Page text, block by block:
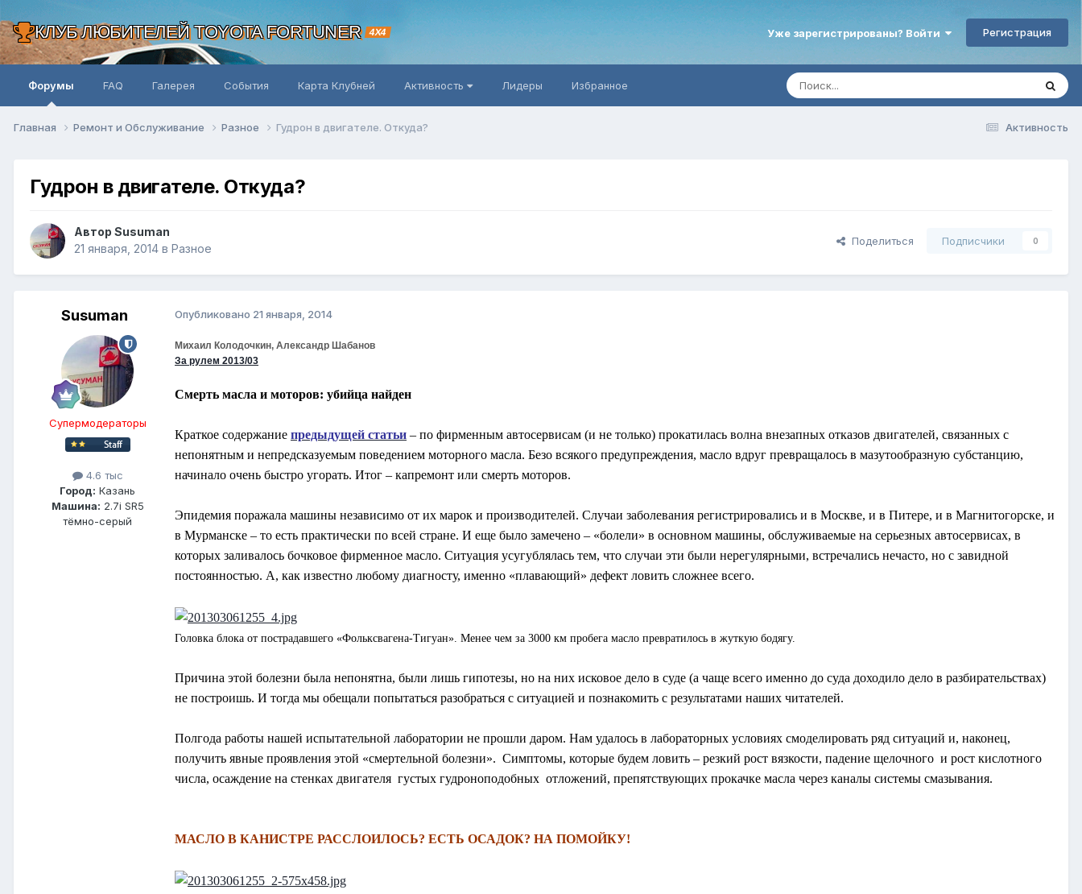
КЛУБ ЛЮБИТЕЛЕЙ TOYOTA FORTUNER 4X4 Уже зарегистрированы? Войти Регистрация
Форумы FAQ Галерея События Карта Клубней Активность Лидеры Избранное
Активность
Главная Ремонт и Обслуживание Разное Гудрон в двигателе. Откуда?
Гудрон в двигателе. Откуда?
Автор Susuman
21 января, 2014 в Разное
Поделиться Подписчики 0
Susuman
Супермодераторы
4.6 тыс
Город: Казань
Машина: 2.7i SR5
тёмно-серый
Опубликовано 21 января, 2014
Михаил Колодочкин, Александр Шабанов
За рулем 2013/03
Смерть масла и моторов: убийца найден
Краткое содержание предыдущей статьи – по фирменным автосервисам (и не только) прокатилась волна внезапных отказов двигателей, связанных с
непонятным и непредсказуемым поведением моторного масла. Безо всякого предупреждения, масло вдруг превращалось в мазутообразную субстанцию,
начинало очень быстро угорать. Итог – капремонт или смерть моторов.
Эпидемия поражала машины независимо от их марок и производителей. Случаи заболевания регистрировались и в Москве, и в Питере, и в Магнитогорске, и
в Мурманске – то есть практически по всей стране. И еще было замечено – «болели» в основном машины, обслуживаемые на серьезных автосервисах, в
которых заливалось бочковое фирменное масло. Ситуация усугублялась тем, что случаи эти были нерегулярными, встречались нечасто, но с завидной
постоянностью. А, как известно любому диагносту, именно «плавающий» дефект ловить сложнее всего.
Головка блока от пострадавшего «Фольксвагена-Тигуан». Менее чем за 3000 км пробега масло превратилось в жуткую бодягу.
Причина этой болезни была непонятна, были лишь гипотезы, но на них исковое дело в суде (а чаще всего именно до суда доходило дело в разбирательствах)
не построишь. И тогда мы обещали попытаться разобраться с ситуацией и познакомить с результатами наших читателей.
Полгода работы нашей испытательной лаборатории не прошли даром. Нам удалось в лабораторных условиях смоделировать ряд ситуаций и, наконец,
получить явные проявления этой «смертельной болезни». Симптомы, которые будем ловить – резкий рост вязкости, падение щелочного и рост кислотного
числа, осаждение на стенках двигателя густых гудроноподобных отложений, препятствующих прокачке масла через каналы системы смазывания.
МАСЛО В КАНИСТРЕ РАССЛОИЛОСЬ? ЕСТЬ ОСАДОК? НА ПОМОЙКУ!